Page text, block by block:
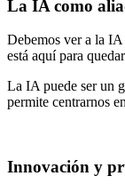
La IA como
Debemos ver a la
está aquí para
La IA puede ser un
permite centrarnos
Innovación y